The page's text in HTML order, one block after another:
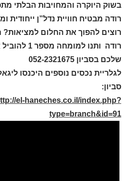
בשוק היוקרה והמחויבות הבלתי
רודה מבטיח חוויית נדל”ן ייחודית
רוצים להפוך את החלום למציאות?
רודה ותנו
שלכם בסביון 052-2321675
לגלריית נכסים נוספים היכנסו
סביון:
el-haneches.co.il/index.php?
type=branch&id=91